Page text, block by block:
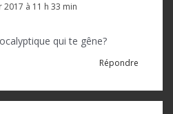
2017 à 11 h 33 min
qui te gêne?
Répondre